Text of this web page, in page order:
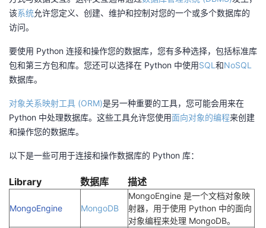
该系统允许您定义、创建、维护和控制对您的一个或多个数据库的
访问。
要使用 Python 连接和操作您的数据库，您有多种选择，包括标准库
包和第三方包和库。您还可以选择在 Python 中使用SQL 和NoSQL
数据库。
对象关系映射工具 (ORM)是另一种重要的工具，您可能会用来在
Python 中处理数据库。这些工具允许您使用面向对象的编程来创建
和操作您的数据库。
以下是一些可用于连接和操作数据库的 Python 库：
Library 数据库 描述
MongoEngine MongoDB
MongoEngine 是一个文档对象映
射器，用于使用 Python 中的面向
对象编程来处理 MongoDB。